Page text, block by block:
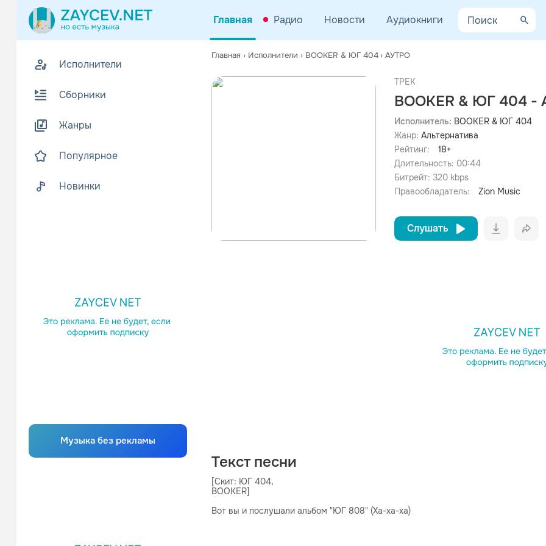
Главная Радио Новости Аудиокниги
Исполнители
Сборники
Жанры
Популярное
Новинки
Музыка без рекламы
Главная › Исполнители › BOOKER & ЮГ 404 › АУТРО
ТРЕК
BOOKER & ЮГ 404 -
Исполнитель:
BOOKER & ЮГ 404
Жанр: Альтернатива
Рейтинг:
18+
Длительность: 00:44
Битрейт: 320 kbps
Правообладатель:
Zion Music
Слушать
просмотра рекламы
оформления подписки.
После просмотра Вы сможете скачать 3 файла без
дополнительной рекламы!
Текст песни
[Скит: ЮГ 404,
BOOKER]
Вот вы и послушали альбом "ЮГ 808" (Ха-ха-ха)